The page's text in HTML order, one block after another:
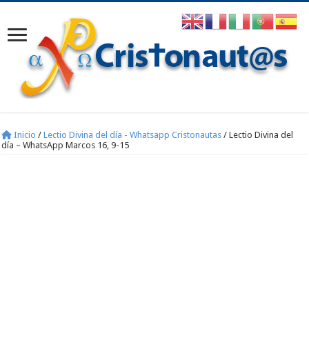
Inicio / Lectio Divina del día - Whatsapp Cristonautas / Lectio Divina del
día – WhatsApp Marcos 16, 9-15